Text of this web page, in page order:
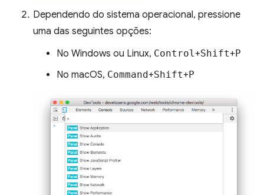
Dependendo do sistema operacional, pressione
uma das seguintes opções:
No Windows ou Linux, Control+Shift+P
No macOS, Command+Shift+P